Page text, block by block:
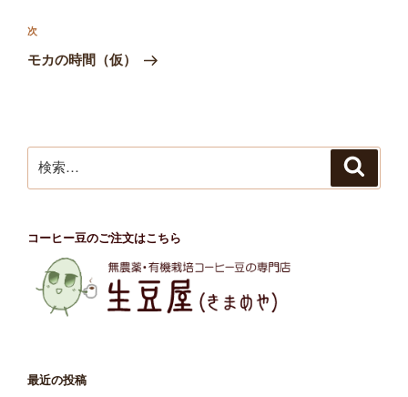
ゲ
ー
次
の
次
モカの時間（仮）
索:
コーヒー豆のご注文はこちら
最近の投稿